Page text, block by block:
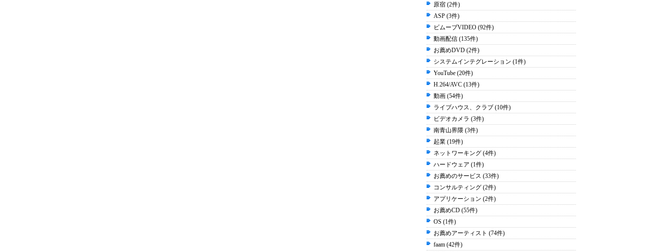
原宿 (2件)
ASP (3件)
ビムーブVIDEO (92件)
動画配信 (135件)
お薦めDVD (2件)
システムインテグレーション (1件)
YouTube (20件)
H.264/AVC (13件)
動画 (54件)
ライブハウス、クラブ (10件)
ビデオカメラ (3件)
南青山界隈 (3件)
起業 (19件)
ネットワーキング (4件)
ハードウェア (1件)
お薦めのサービス (33件)
コンサルティング (2件)
アプリケーション (2件)
お薦めCD (55件)
OS (1件)
お薦めアーティスト (74件)
faam (42件)